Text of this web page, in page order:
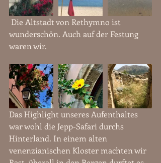
wunderschön. Auch auf der Festung
waren wir.
Das Highlight unseres Aufenthaltes
war wohl die Jepp-Safari durchs
Hinterland. In einem alten
venenzianischen Kloster machten wir